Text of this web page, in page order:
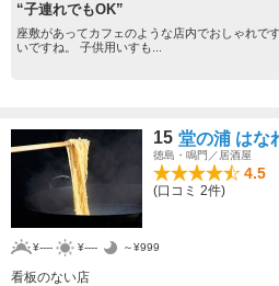
“子連れでもOK”
座敷があってカフェのような店内でおしゃれで
いですね。 子供用いすも...
15 堂の浦 はな
徳島・鳴門／居酒屋
4.5
(口コミ 2件)
¥---- ¥---- ～¥999
看板のない店